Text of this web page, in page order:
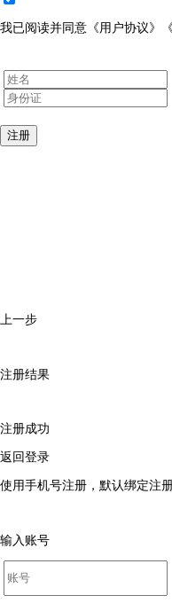
我已阅读并同意 《用户协议》
注册
上一步
注册结果
注册成功
返回登录
使用手机号注册，默认绑定注
输入账号